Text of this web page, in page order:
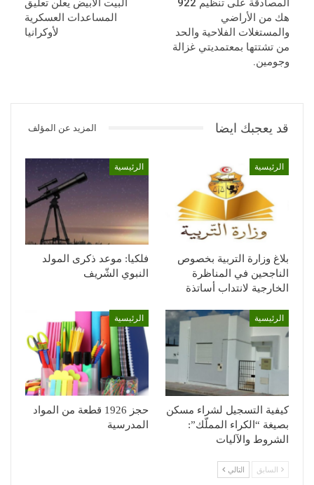
المصادقة على تنظيم 922
هك من الأراضي
والمستغلات الفلاحية والحد
من تشتتها بمعتمديتي غزالة
وجومين.
البيت الأبيض يعلن تعليق
المساعدات العسكرية
لأوكرانيا
قد يعجبك ايضا المزيد عن المؤلف
الرئيسية
بلاغ وزارة التربية بخصوص
الناجحين في المناظرة
الخارجية لانتداب أساتذة
الرئيسية
فلكيا: موعد ذكرى المولد
النبوي الشّريف
الرئيسية
كيفية التسجيل لشراء مسكن
بصيغة “الكراء المملّك”:
الشروط والآليات
الرئيسية
حجز 1926 قطعة من المواد
المدرسية
السابق التالي